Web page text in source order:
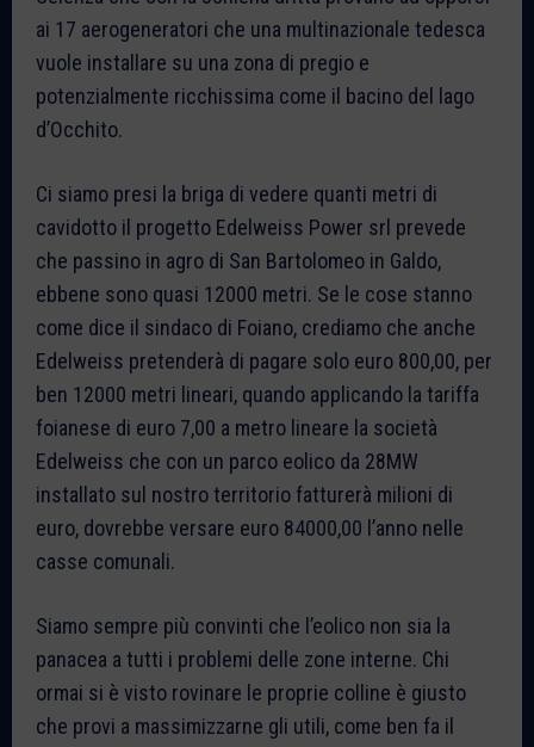
ai 17 aerogeneratori che una multinazionale tedesca
vuole installare su una zona di pregio e
potenzialmente ricchissima come il bacino del lago
d’Occhito.
Ci siamo presi la briga di vedere quanti metri di
cavidotto il progetto Edelweiss Power srl prevede
che passino in agro di San Bartolomeo in Galdo,
ebbene sono quasi 12000 metri. Se le cose stanno
come dice il sindaco di Foiano, crediamo che anche
Edelweiss pretenderà di pagare solo euro 800,00, per
ben 12000 metri lineari, quando applicando la tariffa
foianese di euro 7,00 a metro lineare la società
Edelweiss che con un parco eolico da 28MW
installato sul nostro territorio fatturerà milioni di
euro, dovrebbe versare euro 84000,00 l’anno nelle
casse comunali.
Siamo sempre più convinti che l’eolico non sia la
panacea a tutti i problemi delle zone interne. Chi
ormai si è visto rovinare le proprie colline è giusto
che provi a massimizzarne gli utili, come ben fa il